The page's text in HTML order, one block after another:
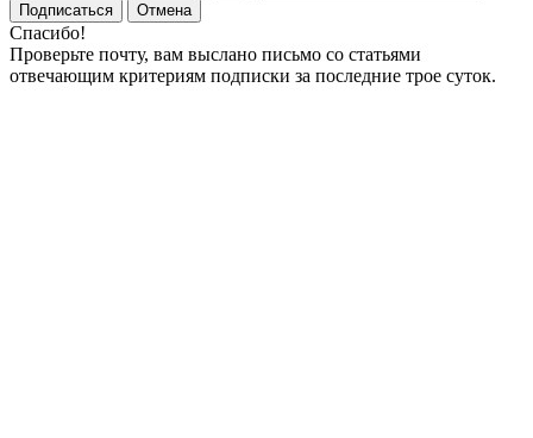
Подписаться
Отмена
Спасибо!
Проверьте почту, вам выслано письмо со статьями
отвечающим критериям подписки за последние трое суток.